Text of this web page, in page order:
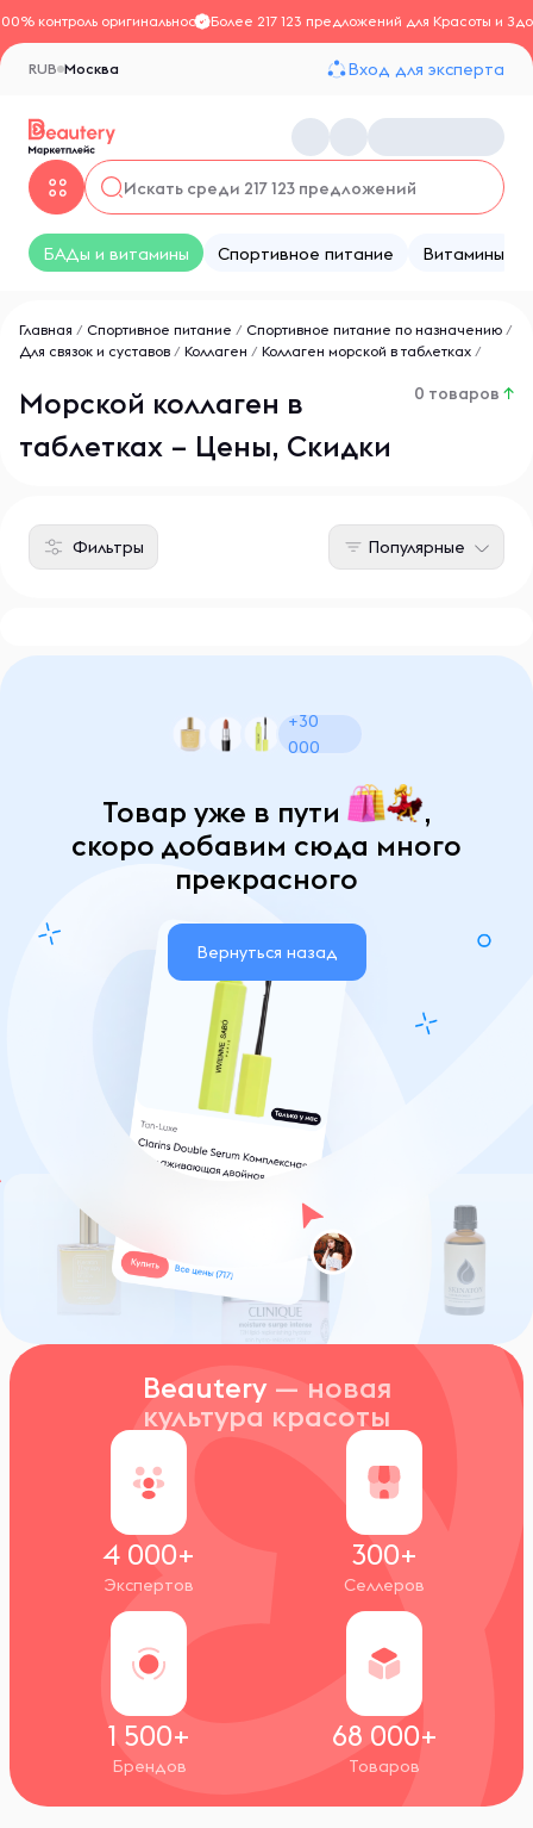
контроль оригинальностиБолее 217 123 предложений для Красоты и
Москва
RUB Вход для эксперта
БАДы и витамины Спортивное питание Витамины
Главная / Спортивное питание / Спортивное питание по назначению /
Для связок и суставов / Коллаген / Коллаген морской в таблетках /
Морской коллаген в
таблетках – Цены, Скидки
0 товаров ↑
Фильтры Популярные
+30
000
Товар уже в пути
,
скоро добавим сюда много
прекрасного
Вернуться назад
Beautery — новая
культура красоты
4 000+
Экспертов
300+
Селлеров
1 500+
Брендов
68 000+
Товаров